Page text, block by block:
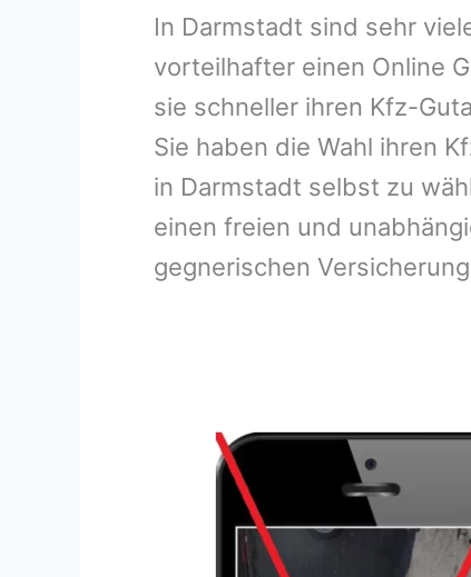
In Darmstadt sind sehr
vorteilhafter einen Online
sie schneller ihren Kfz-
Sie haben die Wahl ihren
in Darmstadt selbst zu
einen freien und
gegnerischen